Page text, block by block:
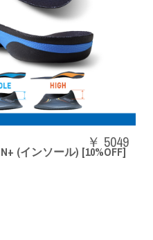
パワークッションエ